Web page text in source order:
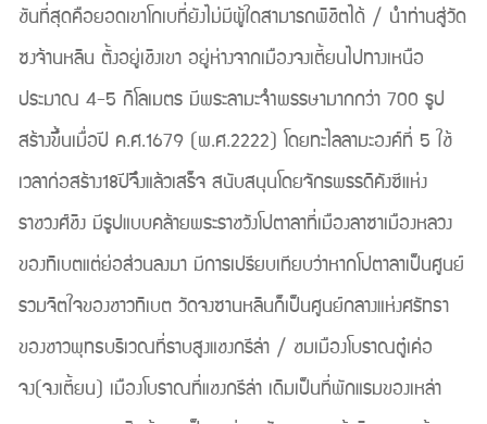
ชันที่สุดคือยอดเขาโกเบที่ยังไม่มีผู้ใดสามารถพิชิตได้ / นำท่านสู่วัด
ซงจ้านหลิน ตั้งอยู่เชิงเขา อยู่ห่างจากเมืองจงเตี้ยนไปทางเหนือ
ประมาณ 4-5 กิโลเมตร มีพระลามะจำพรรษามากกว่า 700 รูป
สร้างขึ้นเมื่อปี ค.ศ.1679 (พ.ศ.2222) โดยทะไลลามะองค์ที่ 5 ใช้
เวลาก่อสร้าง18ปีจึงแล้วเสร็จ สนับสนุนโดยจักรพรรดิคังซีแห่ง
ราชวงศ์ชิง มีรูปแบบคล้ายพระราชวังโปตาลาที่เมืองลาซาเมืองหลวง
ของทิเบตแต่ย่อส่วนลงมา มีการเปรียบเทียบว่าหากโปตาลาเป็นศูนย์
รวมจิตใจของชาวทิเบต วัดจงซานหลินก็เป็นศูนย์กลางแห่งศรัทธา
ของชาวพุทธบริเวณที่ราบสูงแชงกรีล่า / ชมเมืองโบราณตู๋เค่อ
จง(จงเตี้ยน) เมืองโบราณที่แชงกรีล่า เดิมเป็นที่พักแรมของเหล่า